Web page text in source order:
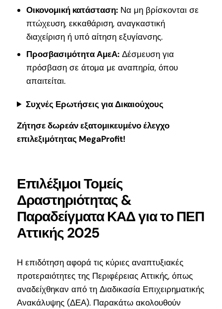
Οικονομική κατάσταση: Να μη βρίσκονται σε
πτώχευση, εκκαθάριση, αναγκαστική
διαχείριση ή υπό αίτηση εξυγίανσης.
Προσβασιμότητα ΑμεΑ: Δέσμευση για
πρόσβαση σε άτομα με αναπηρία, όπου
απαιτείται.
Συχνές Ερωτήσεις για Δικαιούχους
Ζήτησε δωρεάν εξατομικευμένο έλεγχο
επιλεξιμότητας MegaProfit!
Επιλέξιμοι Τομείς
Δραστηριότητας &
Παραδείγματα ΚΑΔ για το ΠΕΠ
Αττικής 2025
Η επιδότηση αφορά τις κύριες αναπτυξιακές
προτεραιότητες της Περιφέρειας Αττικής, όπως
αναδείχθηκαν από τη Διαδικασία Επιχειρηματικής
Ανακάλυψης (ΔΕΑ). Παρακάτω ακολουθούν